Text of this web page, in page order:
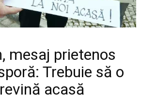
mesaj prietenos
Trebuie să o
acasă